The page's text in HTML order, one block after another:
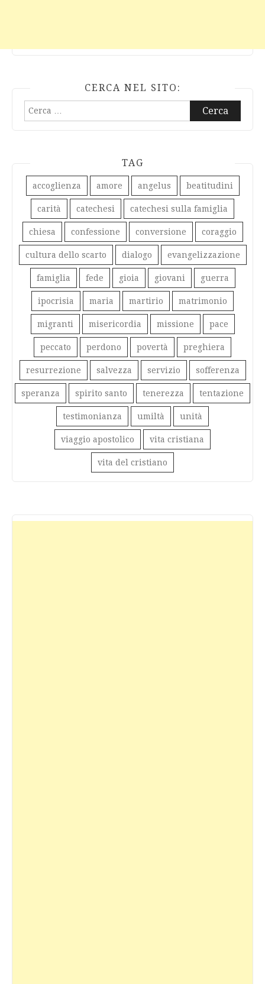
CERCA NEL SITO:
Ricerca
per:
TAG
accoglienza amore angelus beatitudini
carità catechesi catechesi sulla famiglia
chiesa confessione conversione coraggio
cultura dello scarto dialogo evangelizzazione
famiglia fede gioia giovani guerra
ipocrisia maria martirio matrimonio
migranti misericordia missione pace
peccato perdono povertà preghiera
resurrezione salvezza servizio sofferenza
speranza spirito santo tenerezza tentazione
testimonianza umiltà unità
viaggio apostolico vita cristiana
vita del cristiano